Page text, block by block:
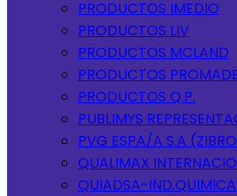
PRODUCTOS IMEDIO
PRODUCTOS LIV
PRODUCTOS MCLAND
PRODUCTOS
PRODUCTOS Q.P.
PUBLIMYS
PVG ESPA/A S.A
QUALIMAX
QUIADSA-